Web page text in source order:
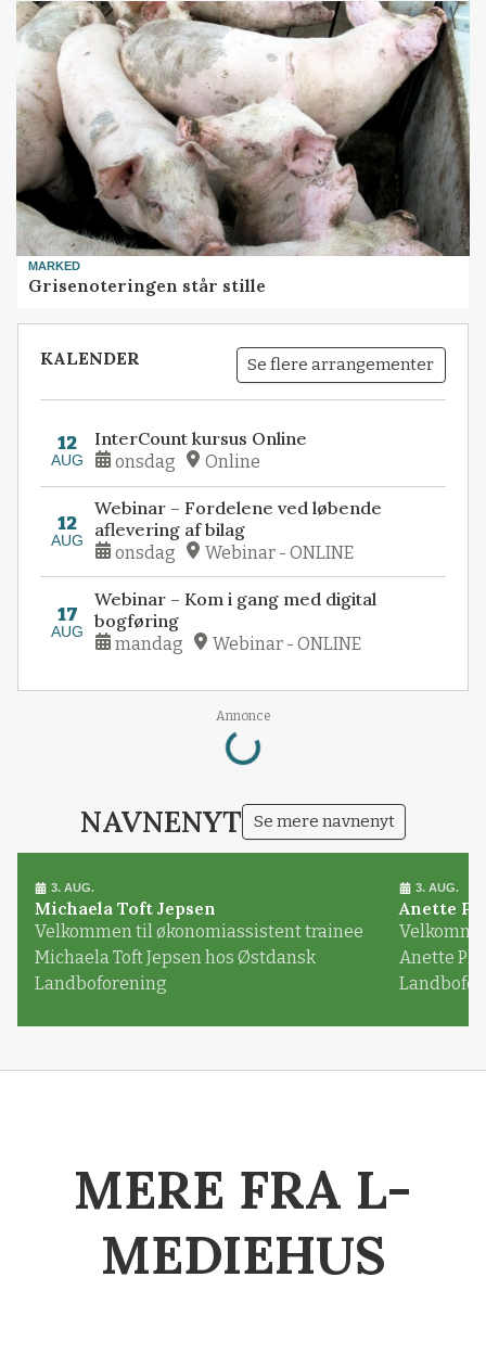
MARKED
Grisenoteringen står stille
KALENDER Se flere arrangementer
12
AUG
InterCount kursus Online
onsdag Online
12
AUG
Webinar – Fordelene ved løbende
aflevering af bilag
onsdag Webinar - ONLINE
17
AUG
Webinar – Kom i gang med digital
bogføring
mandag Webinar - ONLINE
Annonce
Loading...
NAVNENYT Se mere navnenyt
3. AUG.
Michaela Toft Jepsen
Velkommen til økonomiassistent trainee
Michaela Toft Jepsen hos Østdansk
Landboforening
3. AUG.
Anette
Anette
MERE FRA L-
MEDIEHUS